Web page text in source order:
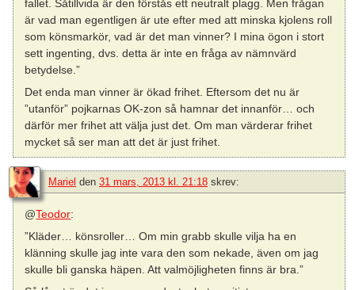
fallet. Såtillvida är den förstås ett neutralt plagg. Men frågan
är vad man egentligen är ute efter med att minska kjolens roll
som könsmarkör, vad är det man vinner? I mina ögon i stort
sett ingenting, dvs. detta är inte en fråga av nämnvärd
betydelse.”
Det enda man vinner är ökad frihet. Eftersom det nu är
”utanför” pojkarnas OK-zon så hamnar det innanför… och
därför mer frihet att välja just det. Om man värderar frihet
mycket så ser man att det är just frihet.
Mariel den 31 mars, 2013 kl. 21:18 skrev:
@Teodor:
”Kläder… könsroller… Om min grabb skulle vilja ha en
klänning skulle jag inte vara den som nekade, även om jag
skulle bli ganska häpen. Att valmöjligheten finns är bra.”